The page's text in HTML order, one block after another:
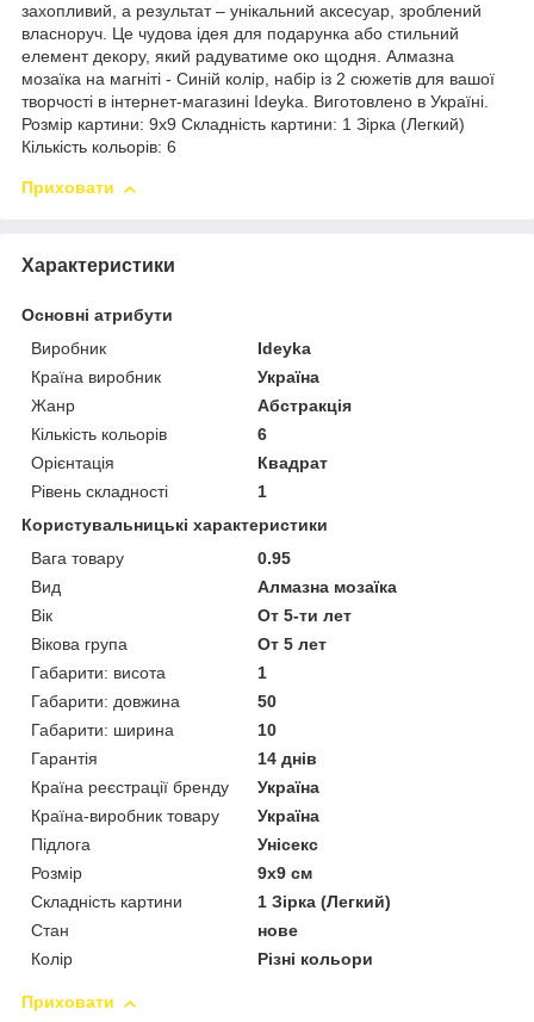
захопливий, а результат – унікальний аксесуар, зроблений
власноруч. Це чудова ідея для подарунка або стильний
елемент декору, який радуватиме око щодня. Алмазна
мозаїка на магніті - Синій колір, набір із 2 сюжетів для вашої
творчості в інтернет-магазині Ideyka. Виготовлено в Україні.
Розмір картини: 9х9 Складність картини: 1 Зірка (Легкий)
Кількість кольорів: 6
Приховати
Характеристики
Основні атрибути
Виробник
Ideyka
Країна виробник
Україна
Жанр
Абстракція
Кількість кольорів
6
Орієнтація
Квадрат
Рівень складності
1
Користувальницькі характеристики
Вага товару
0.95
Вид
Алмазна мозаїка
Вік
От 5-ти лет
Вікова група
От 5 лет
Габарити: висота
1
Габарити: довжина
50
Габарити: ширина
10
Гарантія
14 днів
Країна реєстрації бренду
Україна
Країна-виробник товару
Україна
Підлога
Унісекс
Розмір
9х9 см
Складність картини
1 Зірка (Легкий)
Стан
нове
Колір
Різні кольори
Приховати